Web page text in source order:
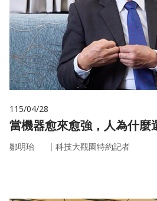
115/04/28
當機器愈來愈強，人為什麼
鄒明珆 ｜ 科技大觀園特約記者